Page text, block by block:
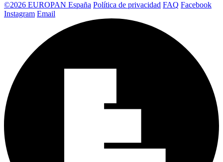
©2026 EUROPAN España Política de privacidad FAQ Facebook
Instagram Email